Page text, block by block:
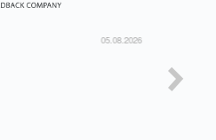
05.08.2026